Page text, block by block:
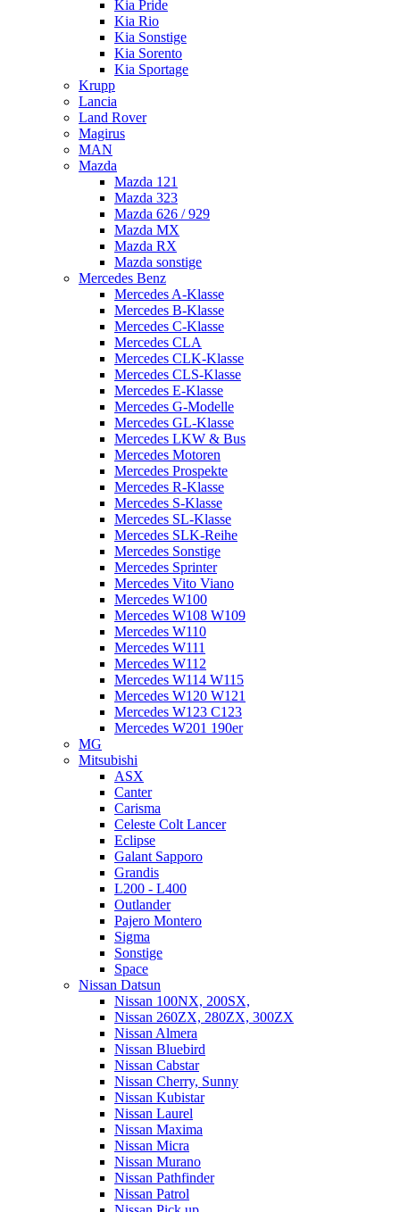
Kia Pride
Kia Rio
Kia Sonstige
Kia Sorento
Kia Sportage
Krupp
Lancia
Land Rover
Magirus
MAN
Mazda
Mazda 121
Mazda 323
Mazda 626 / 929
Mazda MX
Mazda RX
Mazda sonstige
Mercedes Benz
Mercedes A-Klasse
Mercedes B-Klasse
Mercedes C-Klasse
Mercedes CLA
Mercedes CLK-Klasse
Mercedes CLS-Klasse
Mercedes E-Klasse
Mercedes G-Modelle
Mercedes GL-Klasse
Mercedes LKW & Bus
Mercedes Motoren
Mercedes Prospekte
Mercedes R-Klasse
Mercedes S-Klasse
Mercedes SL-Klasse
Mercedes SLK-Reihe
Mercedes Sonstige
Mercedes Sprinter
Mercedes Vito Viano
Mercedes W100
Mercedes W108 W109
Mercedes W110
Mercedes W111
Mercedes W112
Mercedes W114 W115
Mercedes W120 W121
Mercedes W123 C123
Mercedes W201 190er
MG
Mitsubishi
ASX
Canter
Carisma
Celeste Colt Lancer
Eclipse
Galant Sapporo
Grandis
L200 - L400
Outlander
Pajero Montero
Sigma
Sonstige
Space
Nissan Datsun
Nissan 100NX, 200SX,
Nissan 260ZX, 280ZX, 300ZX
Nissan Almera
Nissan Bluebird
Nissan Cabstar
Nissan Cherry, Sunny
Nissan Kubistar
Nissan Laurel
Nissan Maxima
Nissan Micra
Nissan Murano
Nissan Pathfinder
Nissan Patrol